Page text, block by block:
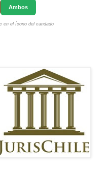
Ambos
en el ícono del candado